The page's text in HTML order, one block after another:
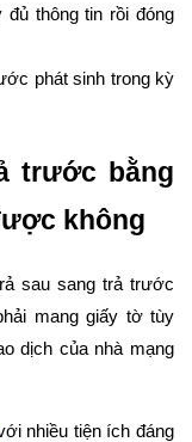
đủ thông tin rồi đóng
phát sinh trong kỳ
trước bằng
không
sau sang trả trước
mang giấy tờ tùy
dịch của nhà mạng
nhiều tiện ích đáng